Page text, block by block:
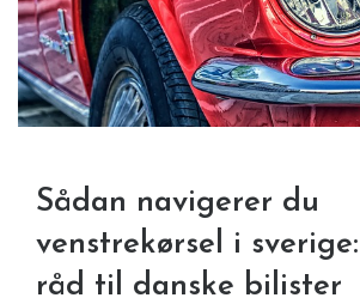
Sådan navigerer du
venstrekørsel i
råd til danske bilister